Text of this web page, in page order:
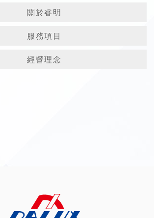
關於睿明
服務項目
經營理念